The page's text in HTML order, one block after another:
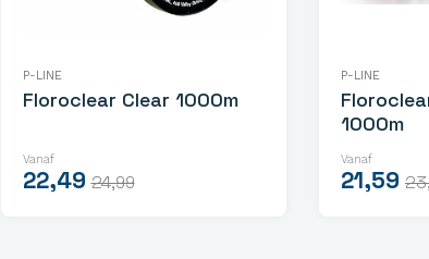
P-LINE
Floroclear Clear 1000m
Vanaf
22,4924,99
P-LINE
1000m
Vanaf
21,59